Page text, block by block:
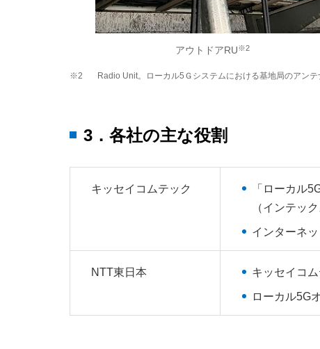
アウトドアRU※2
※2 Radio Unit。ローカル5Ｇシステムにおける基地局のアンテ
3．各社の主な役割
キッセイコムテック
「ローカル
（インテッ
インターネ
NTT東日本 キッセイコ
ローカル5G